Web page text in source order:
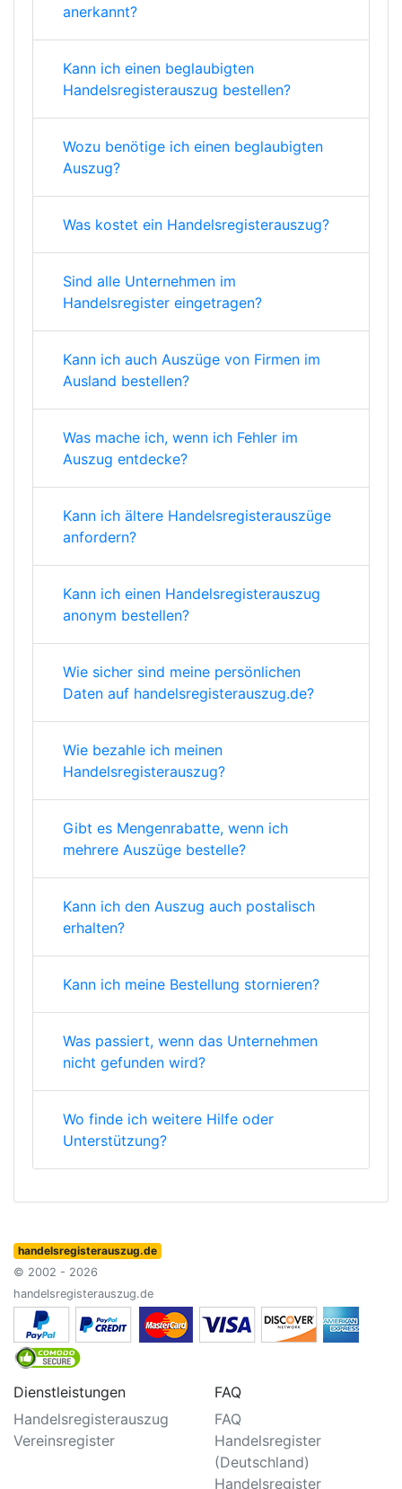
anerkannt?
Kann ich einen beglaubigten
Handelsregisterauszug bestellen?
Wozu benötige ich einen beglaubigten
Auszug?
Was kostet ein Handelsregisterauszug?
Sind alle Unternehmen im
Handelsregister eingetragen?
Kann ich auch Auszüge von Firmen im
Ausland bestellen?
Was mache ich, wenn ich Fehler im
Auszug entdecke?
Kann ich ältere Handelsregisterauszüge
anfordern?
Kann ich einen Handelsregisterauszug
anonym bestellen?
Wie sicher sind meine persönlichen
Daten auf handelsregisterauszug.de?
Wie bezahle ich meinen
Handelsregisterauszug?
Gibt es Mengenrabatte, wenn ich
mehrere Auszüge bestelle?
Kann ich den Auszug auch postalisch
erhalten?
Kann ich meine Bestellung stornieren?
Was passiert, wenn das Unternehmen
nicht gefunden wird?
Wo finde ich weitere Hilfe oder
Unterstützung?
handelsregisterauszug.de
© 2002 - 2026
handelsregisterauszug.de
Dienstleistungen
Handelsregisterauszug
Vereinsregister
FAQ
FAQ
Handelsregister
(Deutschland)
Handelsregister